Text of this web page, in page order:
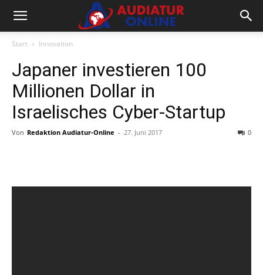
Start Innovation
Japaner investieren 100
Millionen Dollar in
Israelisches Cyber-Startup
Von Redaktion Audiatur-Online - 27. Juni 2017 0